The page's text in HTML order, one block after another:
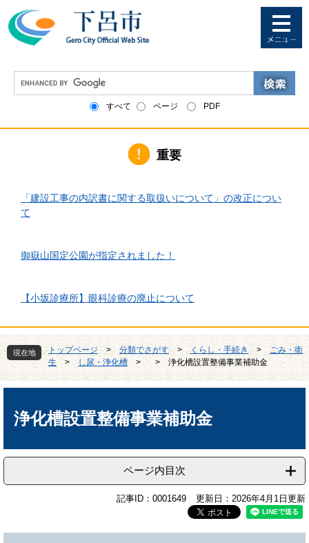
ー
ニ
l
検
すべて ページ PDF
重要
「建設工事の内訳書に関する取扱いについて」の改正につい
て
御嶽山国定公園が指定されました！
【小坂診療所】眼科診療の廃止について
現在地 トップページ > 分類でさがす > くらし・手続き >
ごみ・衛
生
> し尿・浄化槽 > > 浄化槽設置整備事業補助金
本
浄化槽設置整備事業補助金
ページ内目次
記事ID：0001649 更新日：2026年4月1日更新